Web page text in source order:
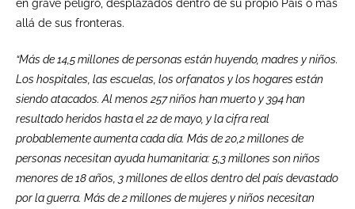
en grave peligro, desplazados dentro de su propio País o más
allá de sus fronteras.
“Más de 14,5 millones de personas están huyendo, madres y niños.
Los hospitales, las escuelas, los orfanatos y los hogares están
siendo atacados. Al menos 257 niños han muerto y 394 han
resultado heridos hasta el 22 de mayo, y la cifra real
probablemente aumenta cada día. Más de 20,2 millones de
personas necesitan ayuda humanitaria: 5,3 millones son niños
menores de 18 años, 3 millones de ellos dentro del país devastado
por la guerra. Más de 2 millones de mujeres y niños necesitan